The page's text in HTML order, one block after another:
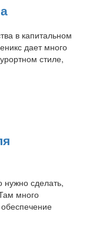
в капитальном
дает много
стиле,
нужно сделать,
много